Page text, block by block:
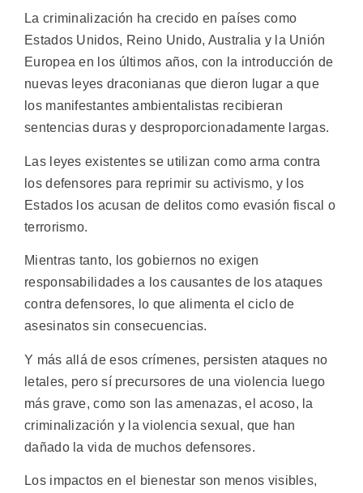
La criminalización ha crecido en países como
Estados Unidos, Reino Unido, Australia y la Unión
Europea en los últimos años, con la introducción de
nuevas leyes draconianas que dieron lugar a que
los manifestantes ambientalistas recibieran
sentencias duras y desproporcionadamente largas.
Las leyes existentes se utilizan como arma contra
los defensores para reprimir su activismo, y los
Estados los acusan de delitos como evasión fiscal o
terrorismo.
Mientras tanto, los gobiernos no exigen
responsabilidades a los causantes de los ataques
contra defensores, lo que alimenta el ciclo de
asesinatos sin consecuencias.
Y más allá de esos crímenes, persisten ataques no
letales, pero sí precursores de una violencia luego
más grave, como son las amenazas, el acoso, la
criminalización y la violencia sexual, que han
dañado la vida de muchos defensores.
Los impactos en el bienestar son menos visibles,